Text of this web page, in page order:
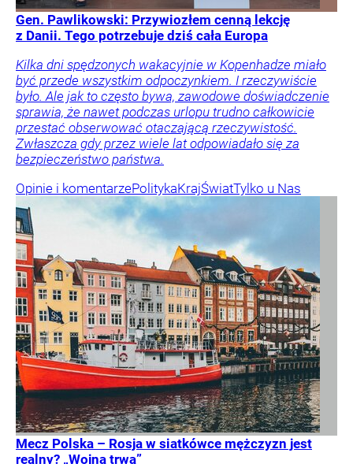
Gen. Pawlikowski: Przywiozłem cenną lekcję
z Danii. Tego potrzebuje dziś cała Europa
Kilka dni spędzonych wakacyjnie w Kopenhadze miało
być przede wszystkim odpoczynkiem. I rzeczywiście
było. Ale jak to często bywa, zawodowe doświadczenie
sprawia, że nawet podczas urlopu trudno całkowicie
przestać obserwować otaczającą rzeczywistość.
Zwłaszcza gdy przez wiele lat odpowiadało się za
bezpieczeństwo państwa.
Opinie i komentarzePolitykaKrajŚwiatTylko u Nas
Mecz Polska – Rosja w siatkówce mężczyzn jest
realny? „Wojna trwa”